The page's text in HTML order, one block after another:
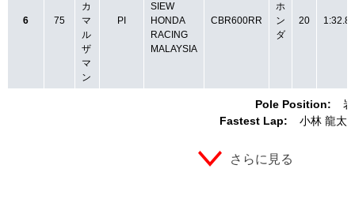
Pole Position:
Fastest Lap:
小林 龍太
6 75
カ
マ
ル
ザ
マ
ン
PI
SIEW
HONDA
RACING
MALAYSIA
CBR600RR
ホ
ン
ダ
20
さらに見る